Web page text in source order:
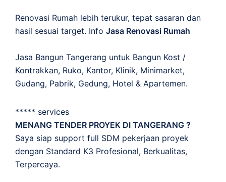
Renovasi Rumah lebih terukur, tepat sasaran dan
hasil sesuai target. Info Jasa Renovasi Rumah
Jasa Bangun Tangerang untuk Bangun Kost /
Kontrakkan, Ruko, Kantor, Klinik, Minimarket,
Gudang, Pabrik, Gedung, Hotel & Apartemen.
***** services
MENANG TENDER PROYEK DI TANGERANG ?
Saya siap support full SDM pekerjaan proyek
dengan Standard K3 Profesional, Berkualitas,
Terpercaya.